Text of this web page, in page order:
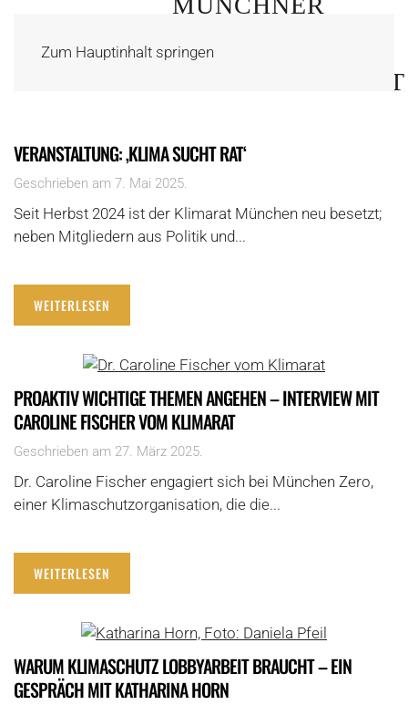
Zum Hauptinhalt springen
VERANSTALTUNG: ‚KLIMA SUCHT RAT‘
Geschrieben am 7. Mai 2025.
Seit Herbst 2024 ist der Klimarat München neu besetzt;
neben Mitgliedern aus Politik und...
WEITERLESEN
PROAKTIV WICHTIGE THEMEN ANGEHEN – INTERVIEW MIT
CAROLINE FISCHER VOM KLIMARAT
Geschrieben am 27. März 2025.
Dr. Caroline Fischer engagiert sich bei München Zero,
einer Klimaschutzorganisation, die die...
WEITERLESEN
WARUM KLIMASCHUTZ LOBBYARBEIT BRAUCHT – EIN
GESPRÄCH MIT KATHARINA HORN